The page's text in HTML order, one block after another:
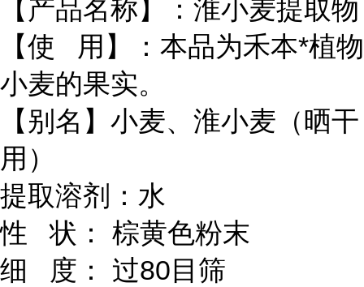
【产品名称】：淮小麦提取物
【使 用】：本品为禾本*植物
小麦的果实。
【别名】小麦、淮小麦（晒干
用）
提取溶剂：水
性 状： 棕黄色粉末
细 度： 过80目筛